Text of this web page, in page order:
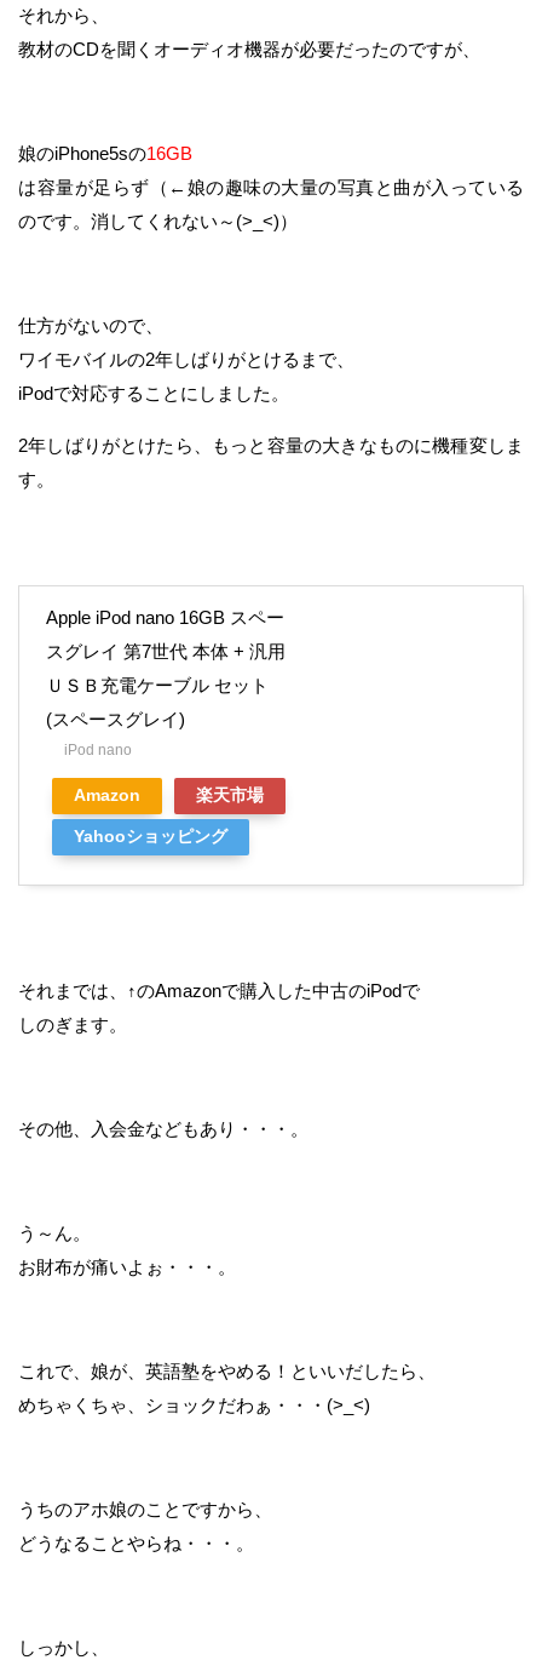
それから、
教材のCDを聞くオーディオ機器が必要だったのですが、
娘のiPhone5sの16GB
は容量が足らず（←娘の趣味の大量の写真と曲が入っている
のです。消してくれない～(>_<)）
仕方がないので、
ワイモバイルの2年しばりがとけるまで、
iPodで対応することにしました。
2年しばりがとけたら、もっと容量の大きなものに機種変しま
す。
Apple iPod nano 16GB スペー
スグレイ 第7世代 本体 + 汎用
ＵＳＢ充電ケーブル セット
(スペースグレイ)
iPod nano
Amazon 楽天市場
Yahooショッピング
それまでは、↑のAmazonで購入した中古のiPodで
しのぎます。
その他、入会金などもあり・・・。
う～ん。
お財布が痛いよぉ・・・。
これで、娘が、英語塾をやめる！といいだしたら、
めちゃくちゃ、ショックだわぁ・・・(>_<)
うちのアホ娘のことですから、
どうなることやらね・・・。
しっかし、